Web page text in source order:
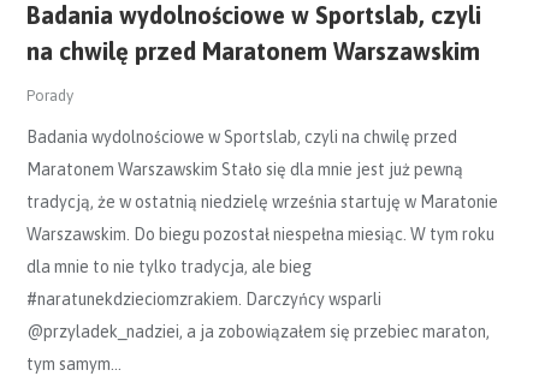
Badania wydolnościowe w Sportslab, czyli
na chwilę przed Maratonem Warszawskim
Porady
Badania wydolnościowe w Sportslab, czyli na chwilę przed
Maratonem Warszawskim Stało się dla mnie jest już pewną
tradycją, że w ostatnią niedzielę września startuję w Maratonie
Warszawskim. Do biegu pozostał niespełna miesiąc. W tym roku
dla mnie to nie tylko tradycja, ale bieg
#naratunekdzieciomzrakiem. Darczyńcy wsparli
@przyladek_nadziei, a ja zobowiązałem się przebiec maraton,
tym samym…